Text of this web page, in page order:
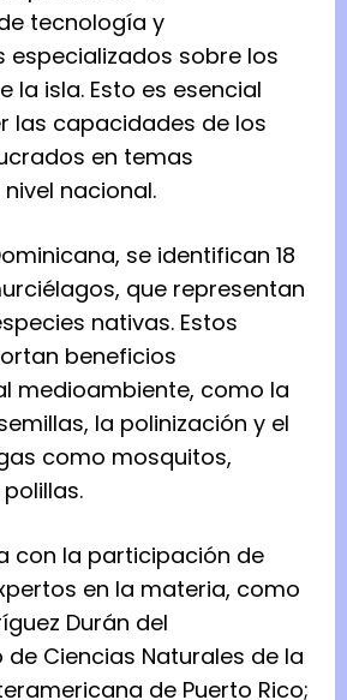
tecnología y
especializados sobre los
la isla. Esto es esencial
las capacidades de los
en temas
nacional.
se identifican 18
que representan
nativas. Estos
beneficios
medioambiente, como la
la polinización y el
como mosquitos,
con la participación de
en la materia, como
Durán del
Ciencias Naturales de la
de Puerto Rico;